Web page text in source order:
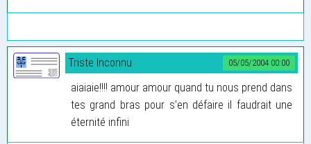
05/05/2004 00:00
Triste Inconnu
aiaiaie!!!! amour amour quand tu nous prend dans
tes grand bras pour s’en défaire il faudrait une
éternité infini